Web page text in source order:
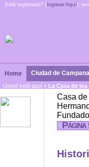
Está registrado? [Ingrese Aquí],
Home Ciudad de Campana
Usted está aquí » La Casa de los
Casa de
Página